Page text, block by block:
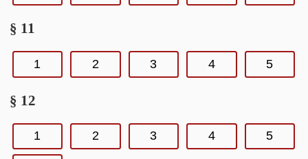
§ 11
1 2 3 4 5
§ 12
1 2 3 4 5